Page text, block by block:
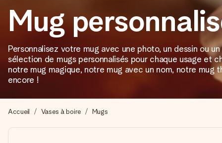
4,9 (sur la base de +15 000 avis)
Nos cadeaux sont appréciés. Les clients nous attribuent une
Créez quelque chose d’unique en quelques étapes – avec
Mug
Personnalisez votre mug avec une photo, un dessin ou
sélection de mugs personnalisés pour chaque usage et
notre mug magique, notre mug avec un nom, notre mug
encore !
Accueil Vases à boire Mugs